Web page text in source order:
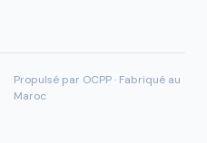
Propulsé par OCPP · Fabriqué au
Maroc